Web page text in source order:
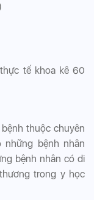
tế khoa kê 60
thuộc chuyên
những bệnh nhân
bệnh nhân có di
trong y học